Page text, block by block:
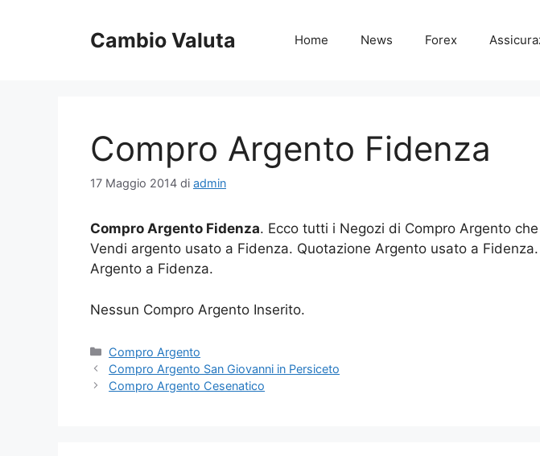
Cambio Valuta Home News Forex
Compro Argento Fidenza
17 Maggio 2014 di admin
Compro Argento Fidenza. Ecco tutti i Negozi di Compro Argento
Vendi argento usato a Fidenza. Quotazione Argento usato a
Argento a Fidenza.
Nessun Compro Argento Inserito.
Categorie
Compro Argento
Compro Argento San Giovanni in Persiceto
Compro Argento Cesenatico